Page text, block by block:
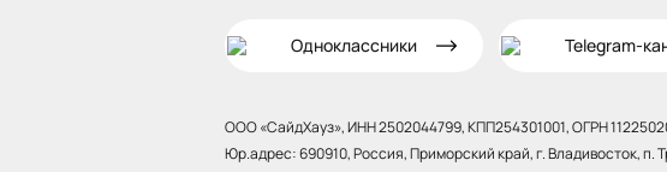
Одноклассники Telegram-
ООО «СайдХауз», ИНН 2502044799, КПП254301001, ОГРН
Юр.адрес: 690910, Россия, Приморский край, г. Владивосток, п.